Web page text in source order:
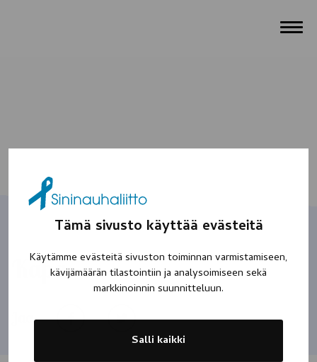
Tämä sivusto käyttää evästeitä
Käytämme evästeitä sivuston toiminnan varmistamiseen,
kävijämäärän tilastointiin ja analysoimiseen sekä
markkinoinnin suunnitteluun.
Salli kaikki
Kapa